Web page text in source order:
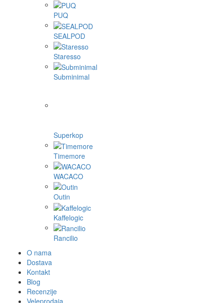
PUQ
SEALPOD
Staresso
Subminimal
Superkop
Timemore
WACACO
Outin
Kaffelogic
Rancilio
O nama
Dostava
Kontakt
Blog
Recenzije
Veleprodaja